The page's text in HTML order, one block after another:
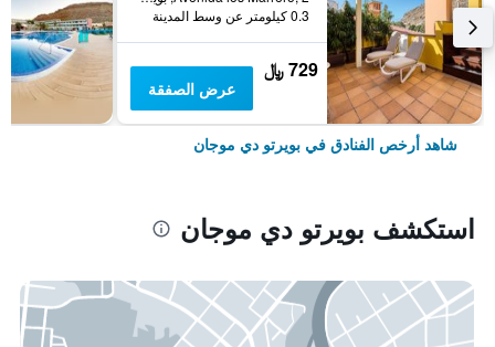
0.3 كيلومتر عن وسط المدينة
729 ﷼
عرض الصفقة
شاهد أرخص الفنادق في بويرتو دي موجان
استكشف بويرتو دي موجان